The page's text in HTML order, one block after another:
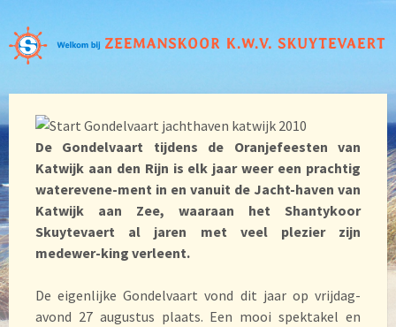
De Gondelvaart tijdens de Oranjefeesten van
Katwijk aan den Rijn is elk jaar weer een prachtig
waterevene-ment in en vanuit de Jacht-haven van
Katwijk aan Zee, waaraan het Shantykoor
Skuytevaert al jaren met veel plezier zijn
medewer-king verleent.
De eigenlijke Gondelvaart vond dit jaar op vrijdag-
avond 27 augustus plaats. Een mooi spektakel en